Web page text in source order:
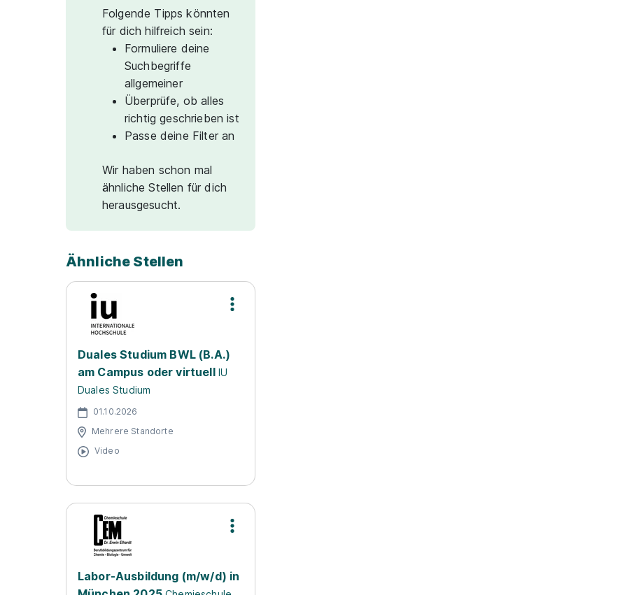
Folgende Tipps könnten
für dich hilfreich sein:
Formuliere deine
Suchbegriffe
allgemeiner
Überprüfe, ob alles
richtig geschrieben ist
Passe deine Filter an
Wir haben schon mal
ähnliche Stellen für dich
herausgesucht.
Ähnliche Stellen
Duales Studium BWL (B.A.)
am Campus oder virtuell IU
Duales Studium
01.10.2026
Mehrere Standorte
Video
Labor-Ausbildung (m/w/d) in